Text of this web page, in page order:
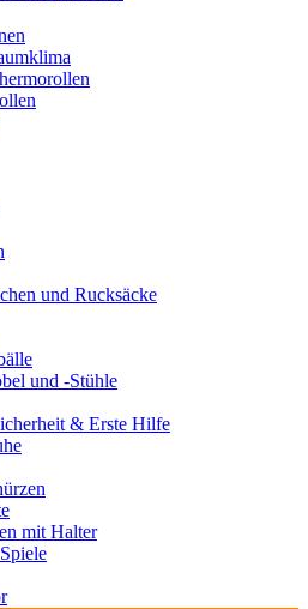
und Rucksäcke
und -Stühle
& Erste Hilfe
mit Halter